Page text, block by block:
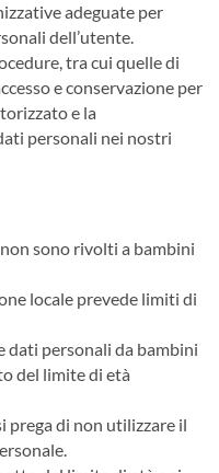
adeguate per
dell’utente.
tra cui quelle di
e conservazione per
e la
personali nei nostri
sono rivolti a bambini
locale prevede limiti di
dati personali da bambini
del limite di età
prega di non utilizzare il